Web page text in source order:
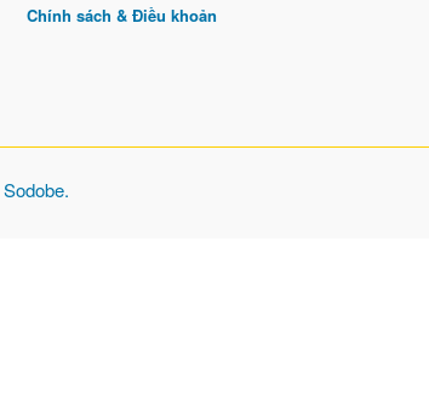
Chính sách & Điều khoản
Sodobe.